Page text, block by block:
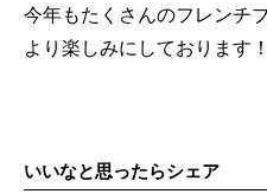
今年もたくさんのフレンチ
より楽しみにしております！
いいなと思ったらシェア